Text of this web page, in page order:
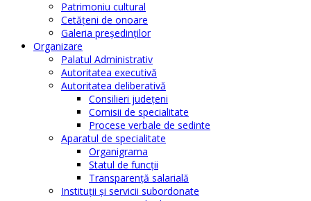
Patrimoniu cultural
Cetăţeni de onoare
Galeria președinților
Organizare
Palatul Administrativ
Autoritatea executivă
Autoritatea deliberativă
Consilieri judeţeni
Comisii de specialitate
Procese verbale de sedinte
Aparatul de specialitate
Organigrama
Statul de funcții
Transparență salarială
Instituţii şi servicii subordonate